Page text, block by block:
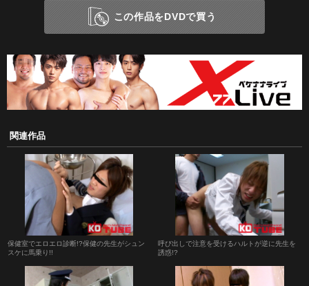
この作品をDVDで買う
関連作品
保健室でエロエロ診断!?保健の先生がシュン
スケに馬乗り!!
呼び出しで注意を受けるハルトが逆に先生を
誘惑!?